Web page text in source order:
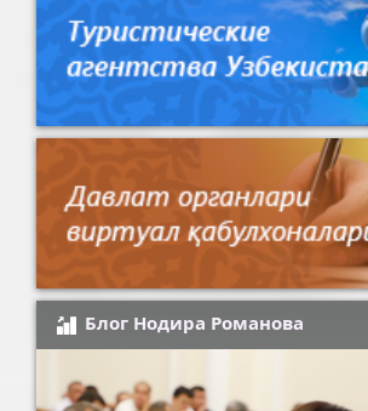
Блог Нодира Романова